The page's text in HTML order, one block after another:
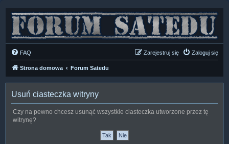
FAQ Zaloguj się
Zarejestruj się
Strona domowa Forum Satedu
Usuń ciasteczka witryny
Czy na pewno chcesz usunąć wszystkie ciasteczka utworzone przez tę
witrynę?